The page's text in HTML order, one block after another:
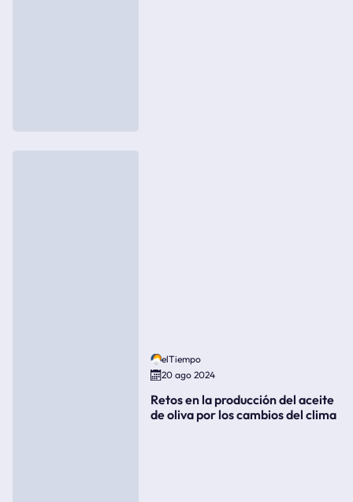
elTiempo
20 ago 2024
Retos en la producción del aceite
de oliva por los cambios del clima